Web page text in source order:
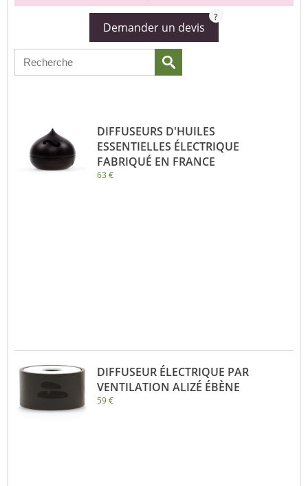
Demander un devis
?
DIFFUSEURS D'HUILES
ESSENTIELLES ÉLECTRIQUE
FABRIQUÉ EN FRANCE
63 €
DIFFUSEUR ÉLECTRIQUE PAR
VENTILATION ALIZÉ ÉBÈNE
59 €